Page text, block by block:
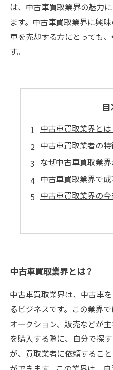
は、中古車買取業界の魅力
ます。中古車買取業界に興
車を売却する方にとっても
す。
目
中古車買取業界とは
中古車買取業者の
なぜ中古車買取業
中古車買取業界で
中古車買取業界の
中古車買取業界とは？
中古車買取業界は、中古車
るビジネスです。この業界
オークション、販売などが
を購入する際に、自分で探
が、買取業者に依頼するこ